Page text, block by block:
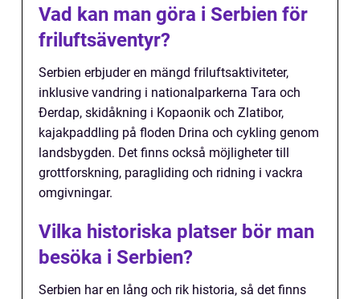
Vad kan man göra i Serbien för
friluftsäventyr?
Serbien erbjuder en mängd friluftsaktiviteter,
inklusive vandring i nationalparkerna Tara och
Đerdap, skidåkning i Kopaonik och Zlatibor,
kajakpaddling på floden Drina och cykling genom
landsbygden. Det finns också möjligheter till
grottforskning, paragliding och ridning i vackra
omgivningar.
Vilka historiska platser bör man
besöka i Serbien?
Serbien har en lång och rik historia, så det finns